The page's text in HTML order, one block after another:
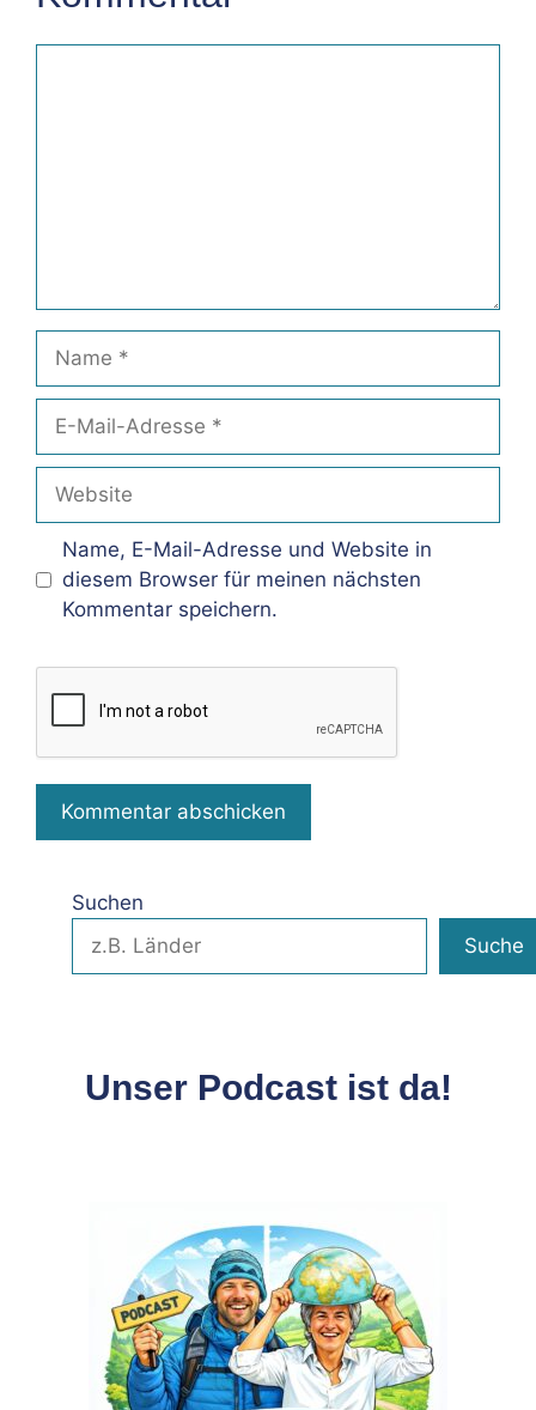
Mail-
Adresse
Name, E-Mail-Adresse und Website in
diesem Browser für meinen nächsten
Kommentar speichern.
Suchen
Suche
Unser Podcast ist da!